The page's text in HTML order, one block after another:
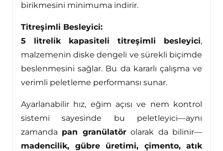
birikmesini minimuma indirir.
Titreşimli Besleyici:
5 litrelik kapasiteli titreşimli besleyici,
malzemenin diske dengeli ve sürekli biçimde
beslenmesini sağlar. Bu da kararlı çalışma ve
verimli peletleme performansı sunar.
Ayarlanabilir hız, eğim açısı ve nem kontrol
sistemi sayesinde bu peletleyici—aynı
zamanda pan granülatörolarak da bilinir—
madencilik, gübre üretimi, çimento, atık